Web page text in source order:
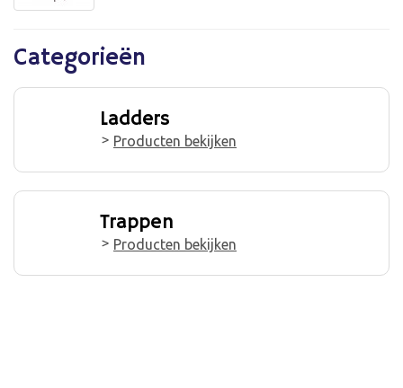
Categorieën
Ladders
Producten bekijken
Trappen
Producten bekijken